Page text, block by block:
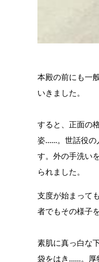
本殿の前にも一
いきました。
すると、正面の
姿......。世話役
す。外の手洗い
られました。
支度が始まって
者でもその様子
素肌に真っ白な
袋をはき......。